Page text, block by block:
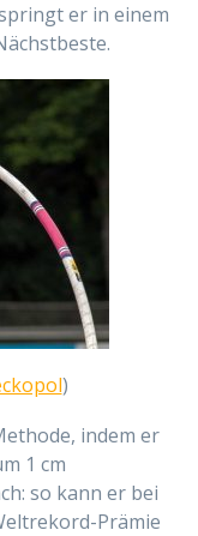
er in einem
)
indem er
1 cm
so kann er bei
Prämie